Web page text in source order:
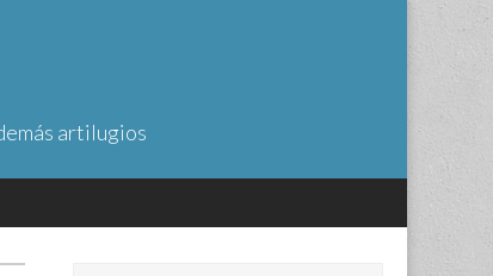
artilugios